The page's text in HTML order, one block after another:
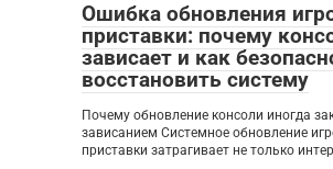
Ошибка обновления
приставки: почему
зависает и как
восстановить систему
Почему обновление консоли иногда
зависанием Системное обновление
приставки затрагивает не только